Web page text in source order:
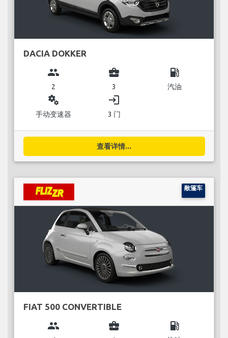
DACIA DOKKER
group
2
business_center
3
local_gas_station
汽油
miscellaneous_services
手动变速器
login
3 门
查看详情...
敞篷车
FIAT 500 CONVERTIBLE
group business_center local_gas_station